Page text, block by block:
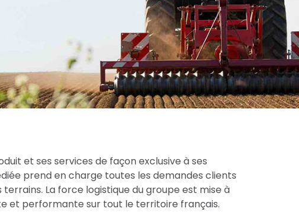
et ses services de façon exclusive à ses
prend en charge toutes les demandes clients
La force logistique du groupe est mise à
et performante sur tout le territoire français.